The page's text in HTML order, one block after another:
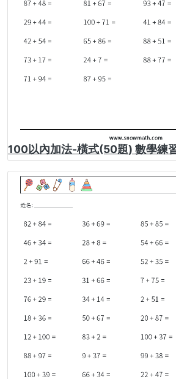
100以內加法-橫式(50題) 數學練